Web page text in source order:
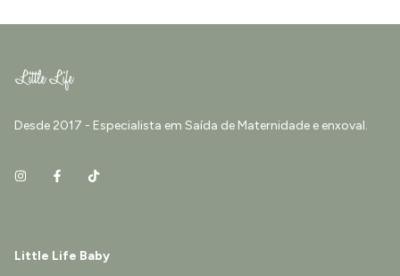
Desde 2017 - Especialista em Saída de Maternidade e enxoval.
Little Life Baby